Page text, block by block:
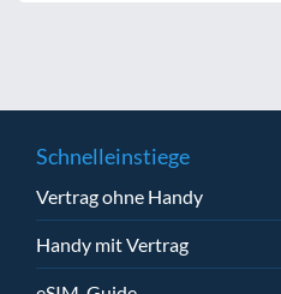
Schnelleinstiege
Vertrag ohne Handy
Handy mit Vertrag